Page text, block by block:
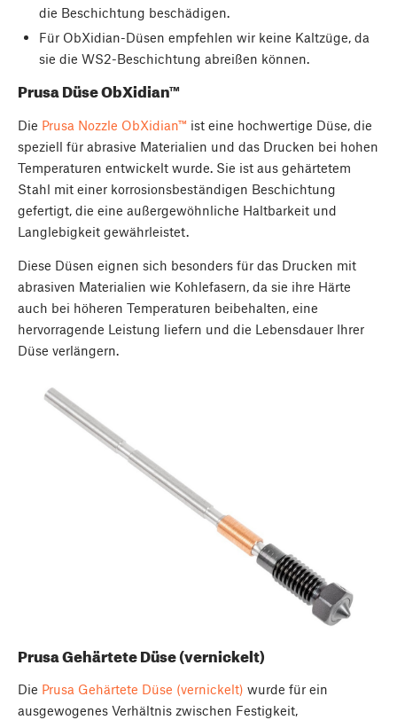
die Beschichtung beschädigen.
Für ObXidian-Düsen empfehlen wir keine Kaltzüge, da
sie die WS2-Beschichtung abreißen können.
Prusa Düse ObXidian™
Die Prusa Nozzle ObXidian™ ist eine hochwertige Düse, die
speziell für abrasive Materialien und das Drucken bei hohen
Temperaturen entwickelt wurde. Sie ist aus gehärtetem
Stahl mit einer korrosionsbeständigen Beschichtung
gefertigt, die eine außergewöhnliche Haltbarkeit und
Langlebigkeit gewährleistet.
Diese Düsen eignen sich besonders für das Drucken mit
abrasiven Materialien wie Kohlefasern, da sie ihre Härte
auch bei höheren Temperaturen beibehalten, eine
hervorragende Leistung liefern und die Lebensdauer Ihrer
Düse verlängern.
Prusa Gehärtete Düse (vernickelt)
Die Prusa Gehärtete Düse (vernickelt) wurde für ein
ausgewogenes Verhältnis zwischen Festigkeit,